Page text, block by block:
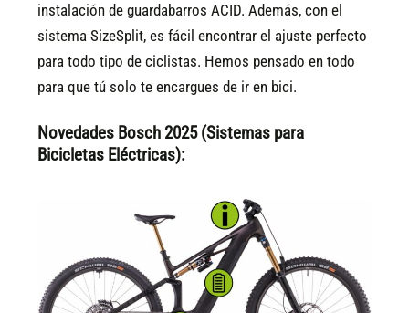
instalación de guardabarros ACID. Además, con el
sistema SizeSplit, es fácil encontrar el ajuste perfecto
para todo tipo de ciclistas. Hemos pensado en todo
para que tú solo te encargues de ir en bici.
Novedades Bosch 2025 (Sistemas para
Bicicletas Eléctricas):